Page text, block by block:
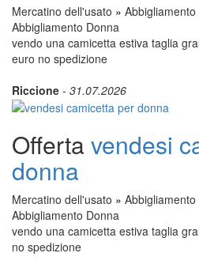
Mercatino dell'usato »
Abbigliamento Donna
vendo una camicetta estiva taglia
euro no spedizione
Riccione - 31.07.2026
Offerta vendesi
donna
Mercatino dell'usato »
Abbigliamento Donna
vendo una camicetta estiva taglia
no spedizione